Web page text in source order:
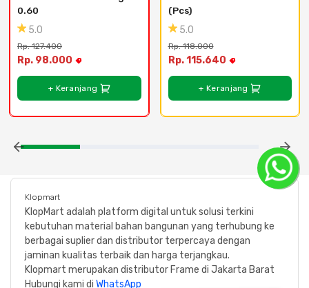
0.60
5.0
Rp. 127.400
Rp. 98.000
+ Keranjang
(Pcs)
5.0
Rp. 118.000
Rp. 115.640
+ Keranjang
Klopmart
KlopMart adalah platform digital untuk solusi terkini
kebutuhan material bahan bangunan yang terhubung ke
berbagai suplier dan distributor terpercaya dengan
jaminan kualitas terbaik dan harga terjangkau.
Klopmart merupakan distributor Frame di Jakarta Barat
Hubungi kami di WhatsApp